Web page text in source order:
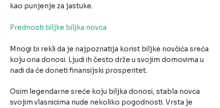
kao punjenje za jastuke.
Prednosti biljke biljka novca
Mnogi bi rekli da je najpoznatija korist biljke novčića sreća
koju ona donosi. Ljudi ih često drže u svojim domovima u
nadi da će doneti finansijski prosperitet.
Osim legendarne sreće koju biljka donosi, stabla novca
svojim vlasnicima nude nekoliko pogodnosti. Vrsta je